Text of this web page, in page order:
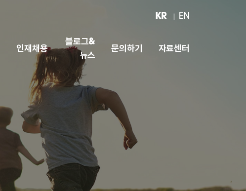
KR EN
인재채용
블로그&
뉴스
문의하기 자료센터